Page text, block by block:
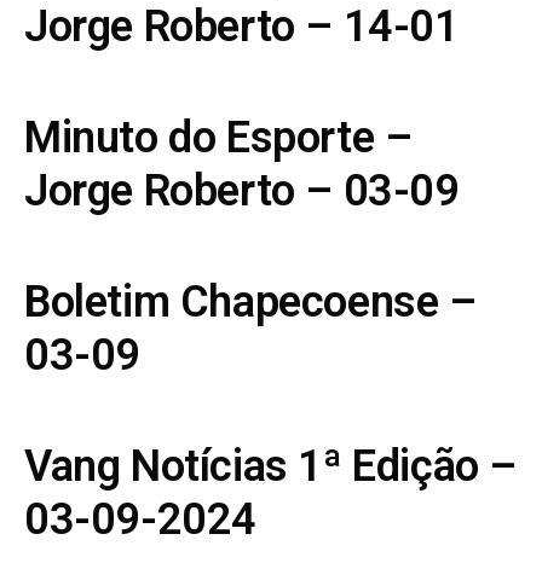
Jorge Roberto – 14-01
Minuto do Esporte –
Jorge Roberto – 03-09
Boletim Chapecoense –
03-09
Vang Notícias 1ª Edição –
03-09-2024